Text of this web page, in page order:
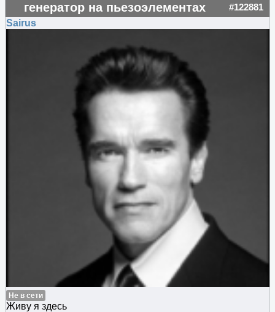
генератор на пьезоэлементах #122881
Sairus
Не в сети
Живу я здесь